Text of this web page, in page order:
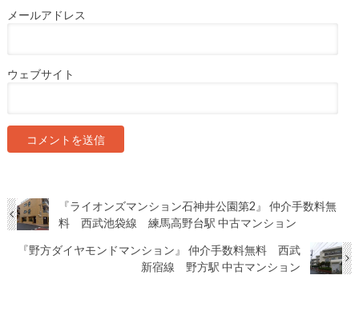
メールアドレス
ウェブサイト
『ライオンズマンション石神井公園第2』 仲介手数料無
料 西武池袋線 練馬高野台駅 中古マンション
『野方ダイヤモンドマンション』 仲介手数料無料 西武
新宿線 野方駅 中古マンション